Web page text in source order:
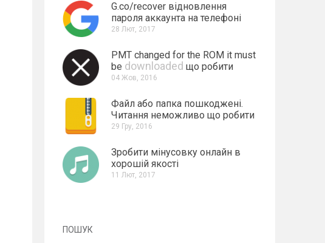
G.co/recover відновлення
пароля аккаунта на телефоні
28 Лют, 2017
PMT changed for the ROM it must
be downloaded що робити
04 Жов, 2016
Файл або папка пошкоджені.
Читання неможливо що робити
29 Гру, 2016
Зробити мінусовку онлайн в
хорошій якості
11 Лют, 2017
ПОШУК